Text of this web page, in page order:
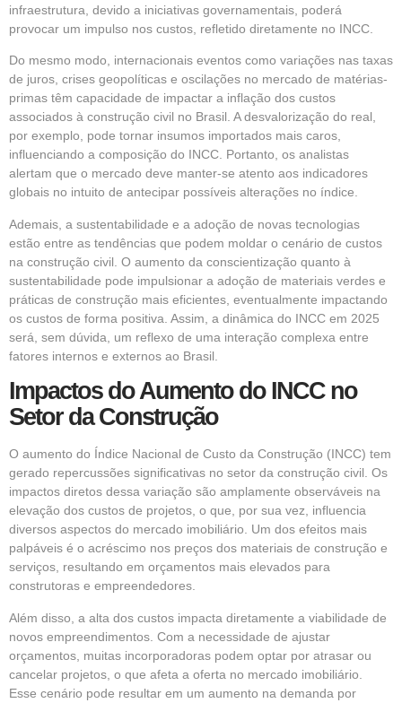
infraestrutura, devido a iniciativas governamentais, poderá
provocar um impulso nos custos, refletido diretamente no INCC.
Do mesmo modo, internacionais eventos como variações nas taxas
de juros, crises geopolíticas e oscilações no mercado de matérias-
primas têm capacidade de impactar a inflação dos custos
associados à construção civil no Brasil. A desvalorização do real,
por exemplo, pode tornar insumos importados mais caros,
influenciando a composição do INCC. Portanto, os analistas
alertam que o mercado deve manter-se atento aos indicadores
globais no intuito de antecipar possíveis alterações no índice.
Ademais, a sustentabilidade e a adoção de novas tecnologias
estão entre as tendências que podem moldar o cenário de custos
na construção civil. O aumento da conscientização quanto à
sustentabilidade pode impulsionar a adoção de materiais verdes e
práticas de construção mais eficientes, eventualmente impactando
os custos de forma positiva. Assim, a dinâmica do INCC em 2025
será, sem dúvida, um reflexo de uma interação complexa entre
fatores internos e externos ao Brasil.
Impactos do Aumento do INCC no
Setor da Construção
O aumento do Índice Nacional de Custo da Construção (INCC) tem
gerado repercussões significativas no setor da construção civil. Os
impactos diretos dessa variação são amplamente observáveis na
elevação dos custos de projetos, o que, por sua vez, influencia
diversos aspectos do mercado imobiliário. Um dos efeitos mais
palpáveis é o acréscimo nos preços dos materiais de construção e
serviços, resultando em orçamentos mais elevados para
construtoras e empreendedores.
Além disso, a alta dos custos impacta diretamente a viabilidade de
novos empreendimentos. Com a necessidade de ajustar
orçamentos, muitas incorporadoras podem optar por atrasar ou
cancelar projetos, o que afeta a oferta no mercado imobiliário.
Esse cenário pode resultar em um aumento na demanda por